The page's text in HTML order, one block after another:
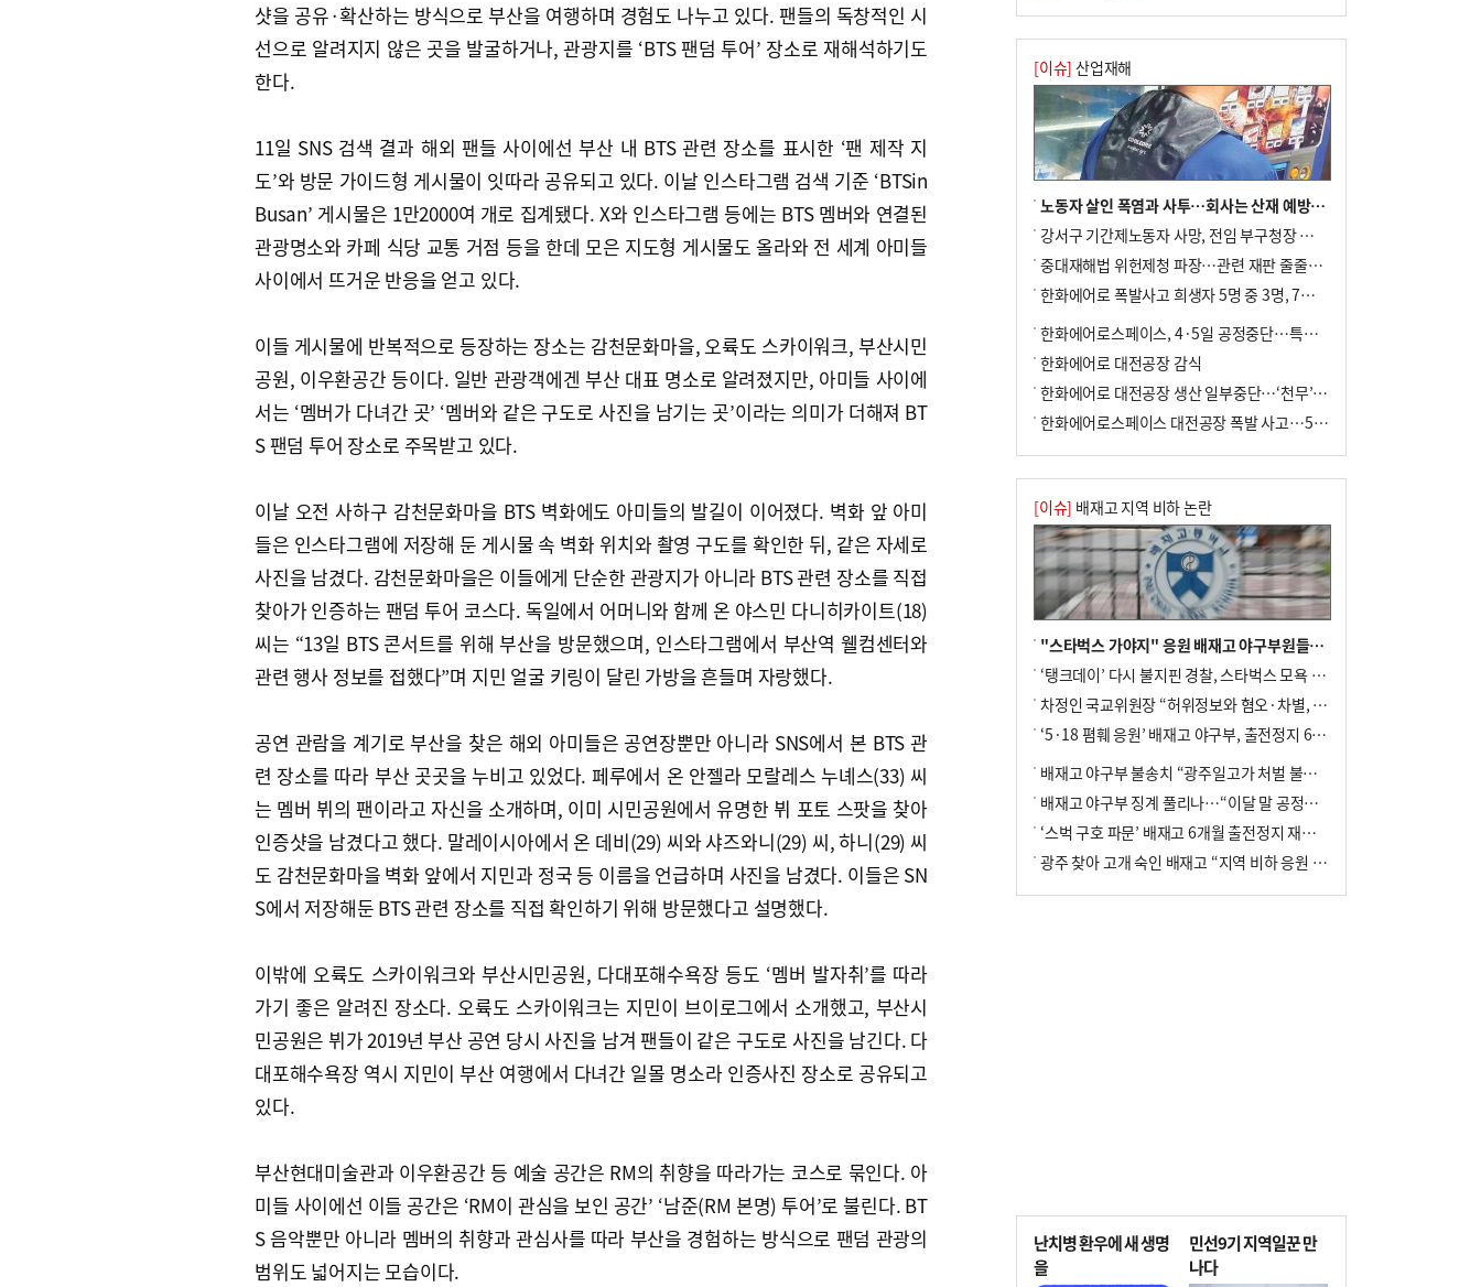
샷을 공유·확산하는 방식으로 부산을 여행하며 경험도 나누고 있다. 팬들의 독창적인 시
선으로 알려지지 않은 곳을 발굴하거나, 관광지를 ‘BTS 팬덤 투어’ 장소로 재해석하기도
한다.
11일 SNS 검색 결과 해외 팬들 사이에선 부산 내 BTS 관련 장소를 표시한 ‘팬 제작 지
도’와 방문 가이드형 게시물이 잇따라 공유되고 있다. 이날 인스타그램 검색 기준 ‘BTSin
Busan’ 게시물은 1만2000여 개로 집계됐다. X와 인스타그램 등에는 BTS 멤버와 연결된
관광명소와 카페 식당 교통 거점 등을 한데 모은 지도형 게시물도 올라와 전 세계 아미들
사이에서 뜨거운 반응을 얻고 있다.
이들 게시물에 반복적으로 등장하는 장소는 감천문화마을, 오륙도 스카이워크, 부산시민
공원, 이우환공간 등이다. 일반 관광객에겐 부산 대표 명소로 알려졌지만, 아미들 사이에
서는 ‘멤버가 다녀간 곳’ ‘멤버와 같은 구도로 사진을 남기는 곳’이라는 의미가 더해져 BT
S 팬덤 투어 장소로 주목받고 있다.
이날 오전 사하구 감천문화마을 BTS 벽화에도 아미들의 발길이 이어졌다. 벽화 앞 아미
들은 인스타그램에 저장해 둔 게시물 속 벽화 위치와 촬영 구도를 확인한 뒤, 같은 자세로
사진을 남겼다. 감천문화마을은 이들에게 단순한 관광지가 아니라 BTS 관련 장소를 직접
찾아가 인증하는 팬덤 투어 코스다. 독일에서 어머니와 함께 온 야스민 다니히카이트(18)
씨는 “13일 BTS 콘서트를 위해 부산을 방문했으며, 인스타그램에서 부산역 웰컴센터와
관련 행사 정보를 접했다”며 지민 얼굴 키링이 달린 가방을 흔들며 자랑했다.
공연 관람을 계기로 부산을 찾은 해외 아미들은 공연장뿐만 아니라 SNS에서 본 BTS 관
련 장소를 따라 부산 곳곳을 누비고 있었다. 페루에서 온 안젤라 모랄레스 누녜스(33) 씨
는 멤버 뷔의 팬이라고 자신을 소개하며, 이미 시민공원에서 유명한 뷔 포토 스팟을 찾아
인증샷을 남겼다고 했다. 말레이시아에서 온 데비(29) 씨와 샤즈와니(29) 씨, 하니(29) 씨
도 감천문화마을 벽화 앞에서 지민과 정국 등 이름을 언급하며 사진을 남겼다. 이들은 SN
S에서 저장해둔 BTS 관련 장소를 직접 확인하기 위해 방문했다고 설명했다.
이밖에 오륙도 스카이워크와 부산시민공원, 다대포해수욕장 등도 ‘멤버 발자취’를 따라
가기 좋은 알려진 장소다. 오륙도 스카이워크는 지민이 브이로그에서 소개했고, 부산시
민공원은 뷔가 2019년 부산 공연 당시 사진을 남겨 팬들이 같은 구도로 사진을 남긴다. 다
대포해수욕장 역시 지민이 부산 여행에서 다녀간 일몰 명소라 인증사진 장소로 공유되고
있다.
부산현대미술관과 이우환공간 등 예술 공간은 RM의 취향을 따라가는 코스로 묶인다. 아
미들 사이에선 이들 공간은 ‘RM이 관심을 보인 공간’ ‘남준(RM 본명) 투어’로 불린다. BT
S 음악뿐만 아니라 멤버의 취향과 관심사를 따라 부산을 경험하는 방식으로 팬덤 관광의
범위도 넓어지는 모습이다.
10 르노 못 타는 부산시장…관용차 규정에 막
힌 지역기업 응원
[이슈] 산업재해
노동자 살인 폭염과 사투…회사는 산재 예방·전기료 절감 전력
강서구 기간제노동자 사망, 전임 부구청장 檢 송치
중대재해법 위헌제청 파장…관련 재판 줄줄이 브레이크
한화에어로 폭발사고 희생자 5명 중 3명, 7일 영면
한화에어로스페이스, 4·5일 공정중단…특별 안전점검
한화에어로 대전공장 감식
한화에어로 대전공장 생산 일부중단…‘천무’ 수출 비상
한화에어로스페이스 대전공장 폭발 사고…5명 사망·2명 부상(종합)
[이슈] 배재고 지역 비하 논란
"스타벅스 가야지" 응원 배재고 야구부원들, 학교서 징계 처분
‘탱크데이’ 다시 불지핀 경찰, 스타벅스 모욕 혐의 압수수색
차정인 국교위원장 “허위정보와 혐오·차별, 학교 교실까지 유입"
‘5·18 폄훼 응원’ 배재고 야구부, 출전정지 6개월→1개월 감경
배재고 야구부 불송치 “광주일고가 처벌 불원 의사 표해”
배재고 야구부 징계 풀리나…“이달 말 공정위서 재심의”
‘스벅 구호 파문’ 배재고 6개월 출전정지 재심 신청키로
광주 찾아 고개 숙인 배재고 “지역 비하 응원 잘못”(종합)
난치병 환우에 새 생명
을
민선9기 지역일꾼 만
나다